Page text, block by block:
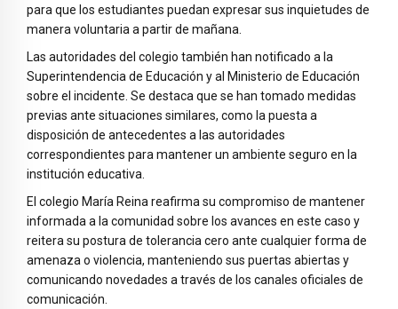
para que los estudiantes puedan expresar sus inquietudes de
manera voluntaria a partir de mañana.
Las autoridades del colegio también han notificado a la
Superintendencia de Educación y al Ministerio de Educación
sobre el incidente. Se destaca que se han tomado medidas
previas ante situaciones similares, como la puesta a
disposición de antecedentes a las autoridades
correspondientes para mantener un ambiente seguro en la
institución educativa.
El colegio María Reina reafirma su compromiso de mantener
informada a la comunidad sobre los avances en este caso y
reitera su postura de tolerancia cero ante cualquier forma de
amenaza o violencia, manteniendo sus puertas abiertas y
comunicando novedades a través de los canales oficiales de
comunicación.